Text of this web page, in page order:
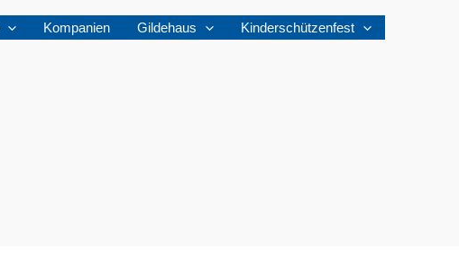
Kompanien Gildehaus Kinderschützenfest